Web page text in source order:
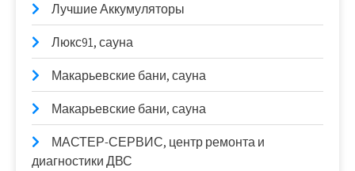
Лучшие Аккумуляторы
Люкс91, сауна
Макарьевские бани, сауна
Макарьевские бани, сауна
МАСТЕР-СЕРВИС, центр ремонта и
диагностики ДВС